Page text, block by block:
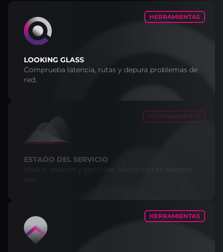
HERRAMIENTAS
LOOKING GLASS
Comprueba latencia, rutas y depura problemas de
red.
PRÓXIMAMENTE
ESTADO DEL SERVICIO
Nodos, enlaces y servicios. Monitoreo en tiempo
HERRAMIENTAS